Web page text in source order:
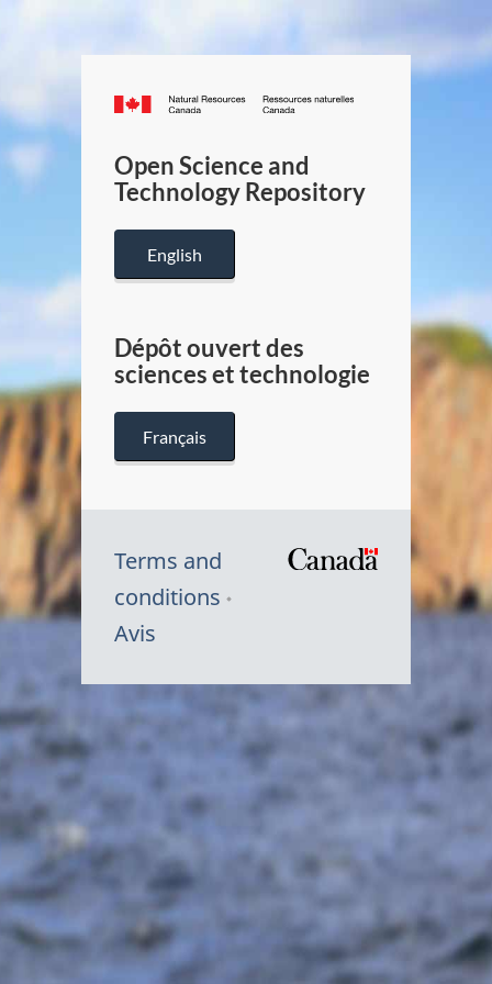
Canada.ca
/
Canada
Open Science and
Technology Repository
English
Dépôt ouvert des
sciences et technologie
Français
Terms and
conditions
Avis
Symbole
Canada